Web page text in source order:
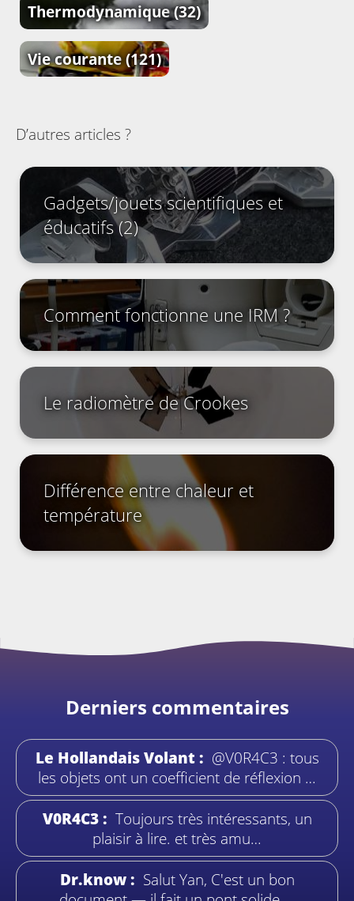
Thermodynamique(32)
Vie courante(121)
D’autres articles ?
Gadgets/jouets scientifiques et
éducatifs (2)
Comment fonctionne une IRM ?
Le radiomètre de Crookes
Différence entre chaleur et
température
Derniers commentaires
Le Hollandais Volant : @V0R4C3 : tous
les objets ont un coefficient de réflexion …
V0R4C3 : Toujours très intéressants, un
plaisir à lire. et très amu…
Dr.know : Salut Yan, C'est un bon